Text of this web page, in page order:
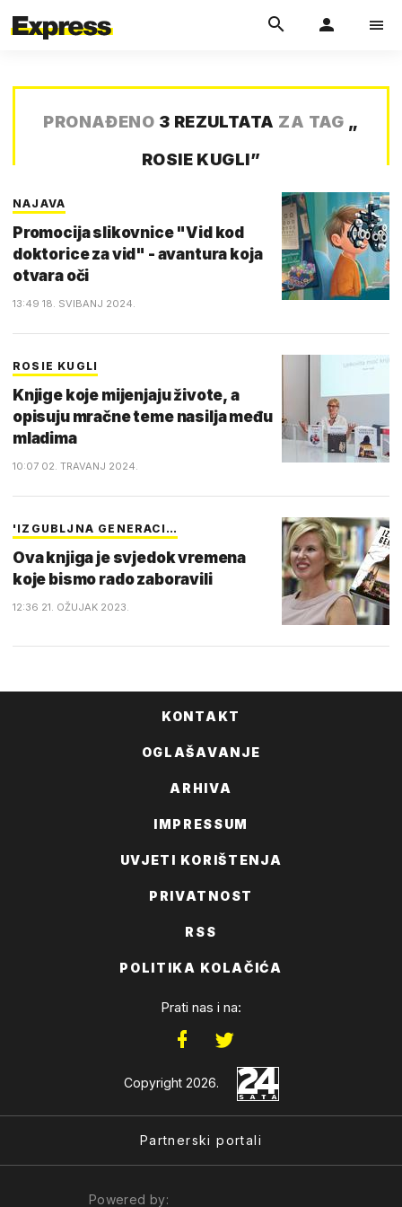
PRONAĐENO 3 REZULTATA ZA TAG „
ROSIE KUGLI”
NAJAVA
Promocija slikovnice "Vid kod
doktorice za vid" - avantura koja
otvara oči
13:49 18. SVIBANJ 2024.
ROSIE KUGLI
Knjige koje mijenjaju živote, a
opisuju mračne teme nasilja među
mladima
10:07 02. TRAVANJ 2024.
'IZGUBLJNA GENERACI…
Ova knjiga je svjedok vremena
koje bismo rado zaboravili
12:36 21. OŽUJAK 2023.
KONTAKT
OGLAŠAVANJE
ARHIVA
IMPRESSUM
UVJETI KORIŠTENJA
PRIVATNOST
RSS
POLITIKA KOLAČIĆA
Prati nas i na:
Copyright 2026.
Partnerski portali
Powered by: